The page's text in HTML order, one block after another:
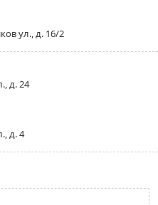
ул., д. 16/2
д. 24
д. 4